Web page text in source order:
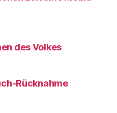
des Volkes
Rücknahme